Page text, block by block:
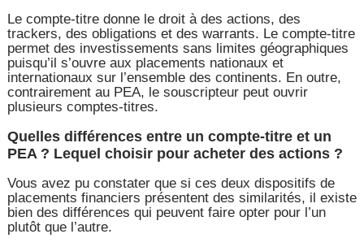
Le compte-titre donne le droit à des actions, des
trackers, des obligations et des warrants. Le compte-titre
permet des investissements sans limites géographiques
puisqu’il s’ouvre aux placements nationaux et
internationaux sur l’ensemble des continents. En outre,
contrairement au PEA, le souscripteur peut ouvrir
plusieurs comptes-titres.
Quelles différences entre un compte-titre et un
PEA ? Lequel choisir pour acheter des actions ?
Vous avez pu constater que si ces deux dispositifs de
placements financiers présentent des similarités, il existe
bien des différences qui peuvent faire opter pour l’un
plutôt que l’autre.